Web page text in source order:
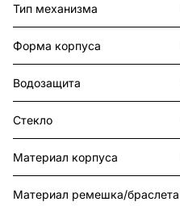
Тип механизма
Форма корпуса
Водозащита
Стекло
Материал корпуса
Материал ремешка/браслета